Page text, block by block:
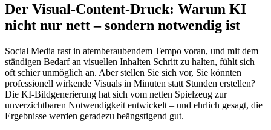
Der Visual-Content-Druck: Warum KI
nicht nur nett – sondern notwendig ist
Social Media rast in atemberaubendem Tempo voran, und mit dem
ständigen Bedarf an visuellen Inhalten Schritt zu halten, fühlt sich
oft schier unmöglich an. Aber stellen Sie sich vor, Sie könnten
professionell wirkende Visuals in Minuten statt Stunden erstellen?
Die KI-Bildgenerierung hat sich vom netten Spielzeug zur
unverzichtbaren Notwendigkeit entwickelt – und ehrlich gesagt, die
Ergebnisse werden geradezu beängstigend gut.